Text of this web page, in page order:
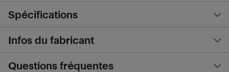
Spécifications
Infos du fabricant
Questions fréquentes